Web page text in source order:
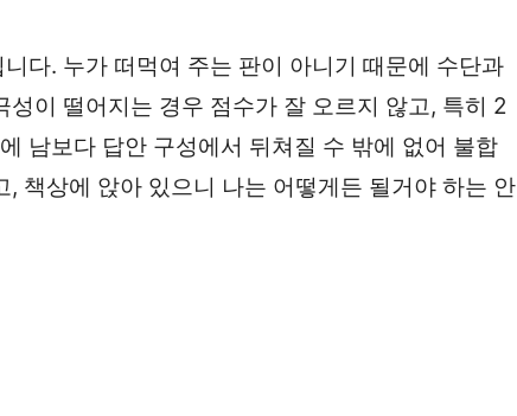
다. 누가 떠먹여 주는 판이 아니기 때문에 수단과
이 떨어지는 경우 점수가 잘 오르지 않고, 특히 2
남보다 답안 구성에서 뒤쳐질 수 밖에 없어 불합
책상에 앉아 있으니 나는 어떻게든 될거야 하는 안